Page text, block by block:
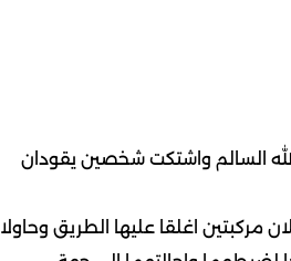
السالم واشتكت شخصين يقودان
مركبتين اغلقا عليها الطريق وحاولا